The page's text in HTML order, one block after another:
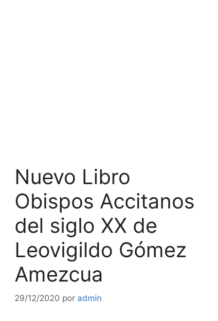
Nuevo Libro
Obispos Accitanos
del siglo XX de
Leovigildo Gómez
Amezcua
29/12/2020 por admin